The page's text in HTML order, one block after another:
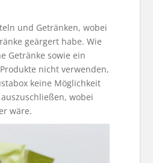
und Getränken, wobei
geärgert habe. Wie
Getränke sowie ein
nicht verwenden,
keine Möglichkeit
wobei
wäre.